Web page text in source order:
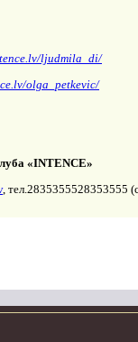
ljudmila_di/
olga_petkevic/
«INTENCE»
, тел.2835355528353555